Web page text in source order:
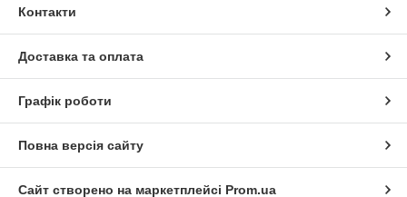
Контакти
Доставка та оплата
Графік роботи
Повна версія сайту
Сайт створено на маркетплейсі Prom.ua